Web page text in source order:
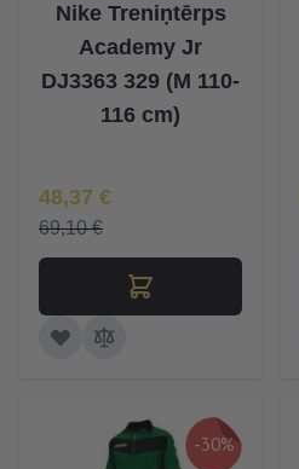
Nike Treniņtērps
Academy Jr
DJ3363 329 (M 110-
116 cm)
Īpaša Cena
48,37 €
69,10 €
-30%